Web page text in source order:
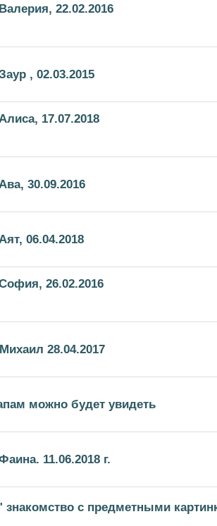
22.02.2016
, 02.03.2015
17.07.2018
30.09.2016
06.04.2018
26.02.2016
28.04.2017
можно будет увидеть
11.06.2018 г.
знакомство с предметными